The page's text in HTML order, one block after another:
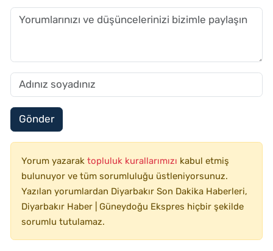
Gönder
Yorum yazarak topluluk kurallarımızı kabul etmiş
bulunuyor ve tüm sorumluluğu üstleniyorsunuz.
Yazılan yorumlardan Diyarbakır Son Dakika Haberleri,
Diyarbakır Haber | Güneydoğu Ekspres hiçbir şekilde
sorumlu tutulamaz.